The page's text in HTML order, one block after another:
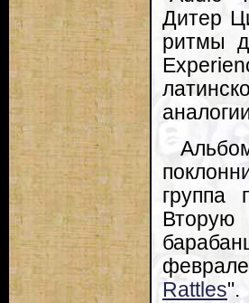
Дитер
ритмы
группа
Rattles".